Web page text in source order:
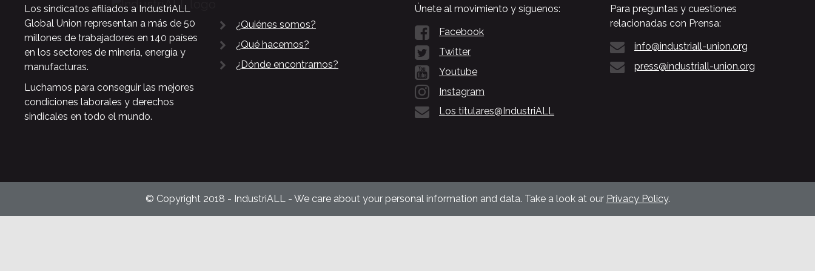
Los sindicatos afiliados a IndustriALL
Global Union representan a más de 50
millones de trabajadores en 140 países
en los sectores de minería, energía y
manufacturas.
Luchamos para conseguir las mejores
condiciones laborales y derechos
sindicales en todo el mundo.
¿Quiénes somos?
¿Qué hacemos?
¿Dónde encontrarnos?
Únete al movimiento y síguenos:
Facebook
Twitter
Youtube
Instagram
Los titulares@IndustriALL
Para preguntas y cuestiones
relacionadas con Prensa:
info@industriall-union.org
press@industriall-union.org
© Copyright 2018 - IndustriALL - We care about your personal information and data. Take a look at our Privacy Policy.